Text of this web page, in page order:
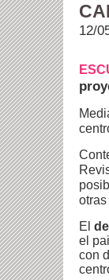
12/
El
el
con